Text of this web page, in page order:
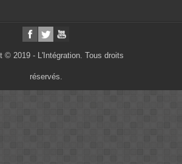
© 2019 - L'Intégration. Tous droits
réservés.